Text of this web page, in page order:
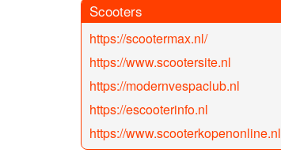
Scooters
https://scootermax.nl/
https://www.scootersite.nl
https://modernvespaclub.nl
https://escooterinfo.nl
https://www.scooterkopenonline.nl